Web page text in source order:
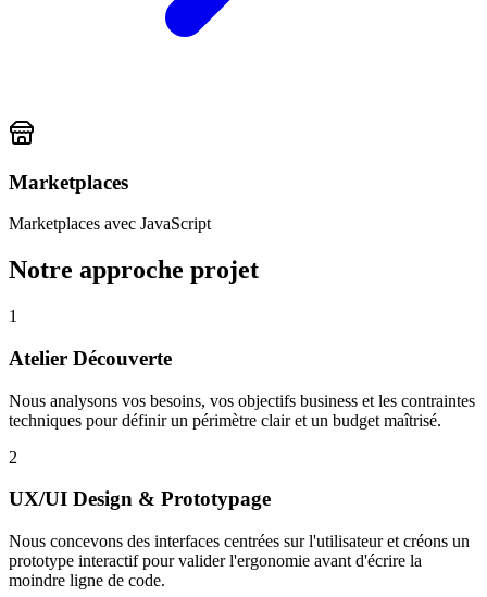
Marketplaces
Marketplaces avec JavaScript
Notre approche projet
1
Atelier Découverte
Nous analysons vos besoins, vos objectifs business et les contraintes
techniques pour définir un périmètre clair et un budget maîtrisé.
2
UX/UI Design & Prototypage
Nous concevons des interfaces centrées sur l'utilisateur et créons un
prototype interactif pour valider l'ergonomie avant d'écrire la
moindre ligne de code.